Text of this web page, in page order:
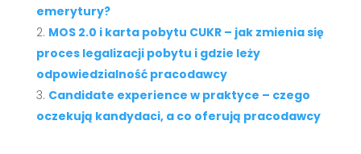
emerytury?
MOS 2.0 i karta pobytu CUKR – jak zmienia się
proces legalizacji pobytu i gdzie leży
odpowiedzialność pracodawcy
Candidate experience w praktyce – czego
oczekują kandydaci, a co oferują pracodawcy